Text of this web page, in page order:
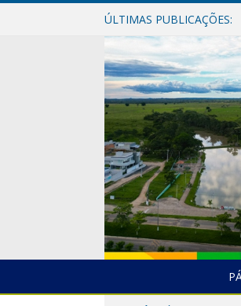
ÚLTIMAS PUBLICAÇÕES: